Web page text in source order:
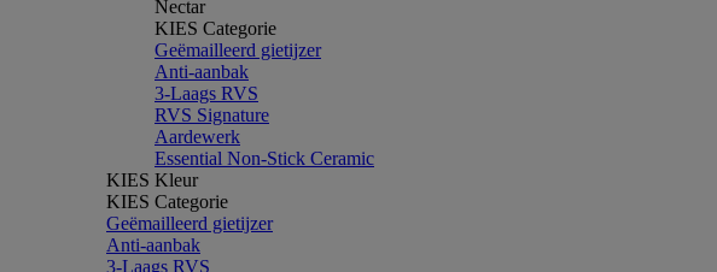
Nectar
KIES Categorie
Geëmailleerd gietijzer
Anti-aanbak
3-Laags RVS
RVS Signature
Aardewerk
Essential Non-Stick Ceramic
KIES Kleur
KIES Categorie
Geëmailleerd gietijzer
Anti-aanbak
3-Laags RVS